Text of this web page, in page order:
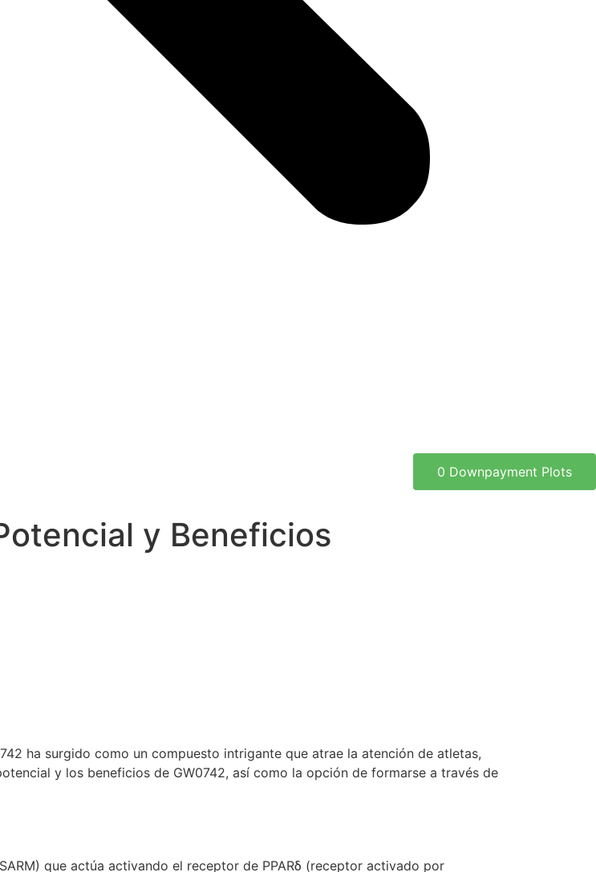
0 Downpayment Plots
y Beneficios
ha surgido como un compuesto intrigante que atrae la atención de atletas,
y los beneficios de GW0742, así como la opción de formarse a través de
que actúa activando el receptor de PPARδ (receptor activado por